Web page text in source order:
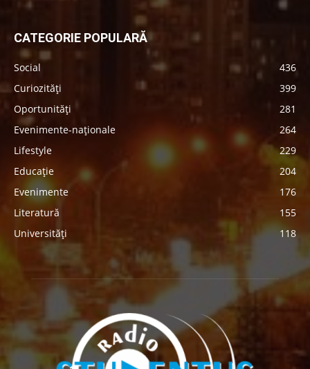
CATEGORIE POPULARĂ
Social
436
Curiozități
399
Oportunități
281
Evenimente-naționale
264
Lifestyle
229
Educație
204
Evenimente
176
Literatură
155
Universități
118